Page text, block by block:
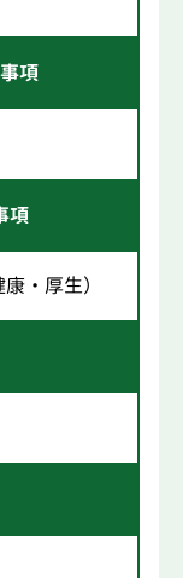
項
項
・厚生）